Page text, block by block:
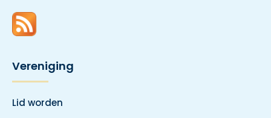
Vereniging
Lid worden